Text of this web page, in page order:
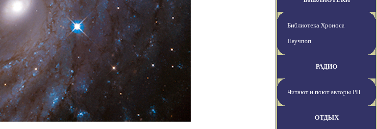
Библиотека Хроноса
Научпоп
РАДИО
Читают и поют авторы РП
ОТДЫХ